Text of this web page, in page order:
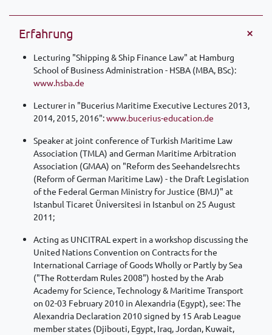
Erfahrung
Lecturing "Shipping & Ship Finance Law" at Hamburg
School of Business Administration - HSBA (MBA, BSc):
www.hsba.de
Lecturer in "Bucerius Maritime Executive Lectures 2013,
2014, 2015, 2016":www.bucerius-education.de
Speaker at joint conference of Turkish Maritime Law
Association (TMLA) and German Maritime Arbitration
Association (GMAA) on "Reform des Seehandelsrechts
(Reform of German Maritime Law) - the Draft Legislation
of the Federal German Ministry for Justice (BMJ)" at
Istanbul Ticaret Üniversitesi in Istanbul on 25 August
2011;
Acting as UNCITRAL expert in a workshop discussing the
United Nations Convention on Contracts for the
International Carriage of Goods Wholly or Partly by Sea
("The Rotterdam Rules 2008") hosted by the Arab
Academy for Science, Technology & Maritime Transport
on 02-03 February 2010 in Alexandria (Egypt), see: The
Alexandria Declaration 2010 signed by 15 Arab League
member states (Djibouti, Egypt, Iraq, Jordan, Kuwait,